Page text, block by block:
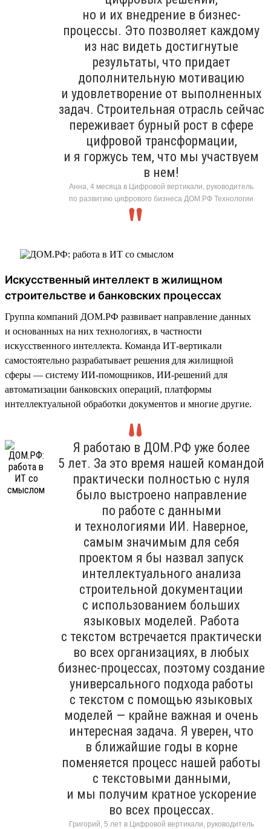
но и их внедрение в бизнес-
процессы. Это позволяет каждому
из нас видеть достигнутые
результаты, что придает
дополнительную мотивацию
и удовлетворение от выполненных
задач. Строительная отрасль сейчас
переживает бурный рост в сфере
цифровой трансформации,
и я горжусь тем, что мы участвуем
в нем!
Анна, 4 месяца в Цифровой вертикали, руководитель
по развитию цифрового бизнеса ДОМ.РФ Технологии
Искусственный интеллект в жилищном
строительстве и банковских процессах
Группа компаний ДОМ.РФ развивает направление данных
и основанных на них технологиях, в частности
искусственного интеллекта. Команда ИТ-вертикали
самостоятельно разрабатывает решения для жилищной
сферы — систему ИИ-помощников, ИИ-решений для
автоматизации банковских операций, платформы
интеллектуальной обработки документов и многие другие.
Я работаю в ДОМ.РФ уже более
5 лет. За это время нашей командой
практически полностью с нуля
было выстроено направление
по работе с данными
и технологиями ИИ. Наверное,
самым значимым для себя
проектом я бы назвал запуск
интеллектуального анализа
строительной документации
с использованием больших
языковых моделей. Работа
с текстом встречается практически
во всех организациях, в любых
бизнес-процессах, поэтому создание
универсального подхода работы
с текстом с помощью языковых
моделей — крайне важная и очень
интересная задача. Я уверен, что
в ближайшие годы в корне
поменяется процесс нашей работы
с текстовыми данными,
и мы получим кратное ускорение
во всех процессах.
Григорий, 5 лет в Цифровой вертикали, руководитель